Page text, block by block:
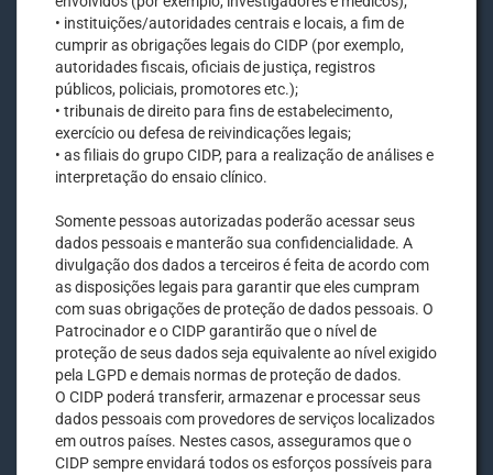
• instituições/autoridades centrais e locais, a fim de
cumprir as obrigações legais do CIDP (por exemplo,
autoridades fiscais, oficiais de justiça, registros
públicos, policiais, promotores etc.);
• tribunais de direito para fins de estabelecimento,
exercício ou defesa de reivindicações legais;
• as filiais do grupo CIDP, para a realização de análises e
interpretação do ensaio clínico.
Somente pessoas autorizadas poderão acessar seus
dados pessoais e manterão sua confidencialidade. A
divulgação dos dados a terceiros é feita de acordo com
as disposições legais para garantir que eles cumpram
com suas obrigações de proteção de dados pessoais. O
Patrocinador e o CIDP garantirão que o nível de
proteção de seus dados seja equivalente ao nível exigido
pela LGPD e demais normas de proteção de dados.
O CIDP poderá transferir, armazenar e processar seus
dados pessoais com provedores de serviços localizados
em outros países. Nestes casos, asseguramos que o
CIDP sempre envidará todos os esforços possíveis para